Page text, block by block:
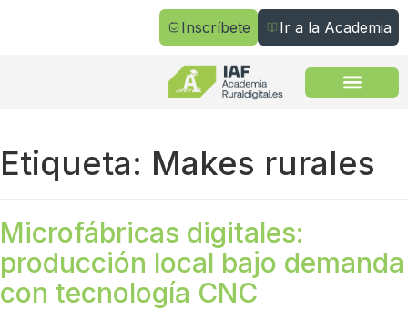
Inscríbete Ir a la Academia
Etiqueta: Makes rurales
Microfábricas digitales:
producción local bajo demanda
con tecnología CNC